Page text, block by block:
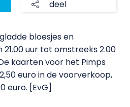
deel
bloesjes en
uur tot omstreeks 2.00
kaarten voor het Pimps
euro in de voorverkoop,
euro. [EvG]